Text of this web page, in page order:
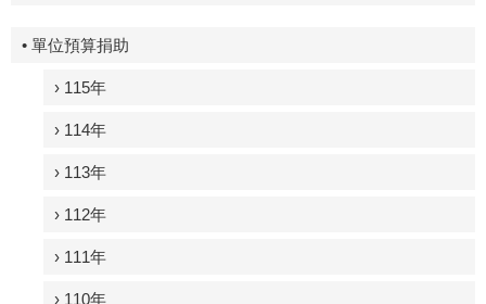
• 單位預算捐助
› 115年
› 114年
› 113年
› 112年
› 111年
› 110年